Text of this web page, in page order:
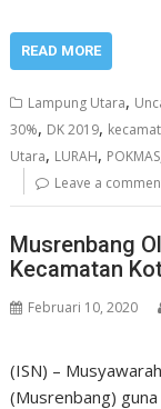
READ MORE
Lampung Utara,
30%, DK 2019,
Utara, LURAH, POKMAS
Leave a
Musrenbang
Kecamatan
Februari 10, 2020
(ISN) –
(Musrenbang)